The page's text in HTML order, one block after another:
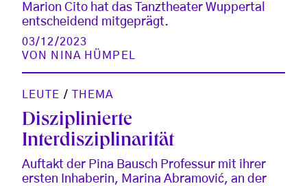
Marion Cito hat das Tanztheater Wuppertal
entscheidend mitgeprägt.
03/12/2023
VON
NINA HÜMPEL
LEUTE / THEMA
Disziplinierte
Interdisziplinarität
Auftakt der Pina Bausch Professur mit ihrer
ersten Inhaberin, Marina Abramović, an der